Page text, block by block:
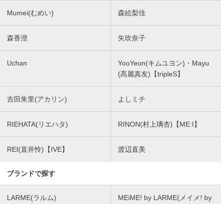
Mumei(むめい) 森絵梨佳
森香澄 矢吹奈子
Uchan
YooYeon(キムユヨン)・Mayu
(髙麗真友)【tripleS】
吉田朱里(アカリン) よしミチ
RIEHATA(リエハタ) RINON(村上璃杏)【ME:I】
REI(直井怜)【IVE】 渡辺直美
ブランドで探す
LARME(ラルム)
MEiME! by LARME(メイメ! by